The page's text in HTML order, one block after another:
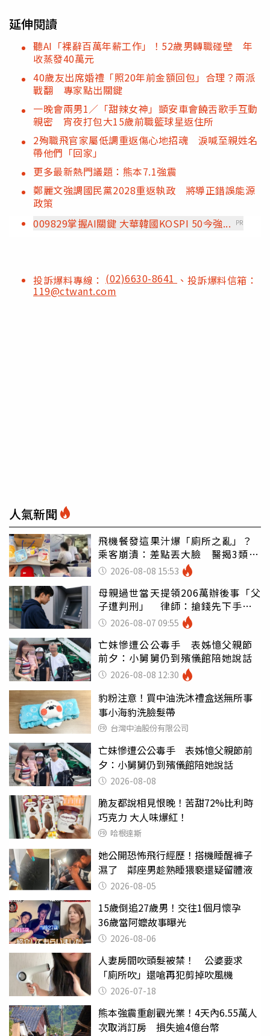
延伸閱讀
聽AI「裸辭百萬年薪工作」！52歲男轉職碰壁 年
收蒸發40萬元
40歲友出席婚禮「照20年前金額回包」合理？兩派
戰翻 專家點出關鍵
一晚會兩男1／「甜辣女神」顗安車會饒舌歌手互動
親密 宵夜打包大15歲前職籃球星返住所
2殉職飛官家屬低調重返傷心地招魂 淚喊至親姓名
帶他們「回家」
更多最新熱門議題：熊本7.1強震
鄭麗文強調國民黨2028重返執政 將導正錯誤能源
政策
009829掌握AI關鍵 大華韓國KOSPI 50今強...
PR
投訴爆料專線： (02)6630-8641 、投訴爆料信箱：
119@ctwant.com
人氣新聞
飛機餐發這果汁爆「廁所之亂」？
乘客崩潰：差點丟大臉 醫揭3類人
別亂喝
2026-08-08 15:53
母親過世當天提領206萬辦後事「父
子遭判刑」 律師：搶錢先下手是
罪 2026-08-07 09:55
亡妹慘遭公公毒手 表姊憶父親節
前夕：小舅舅仍到殯儀館陪她說話
2026-08-08 12:30
豹粉注意！買中油洗沐禮盒送無所事
事小海豹洗臉髮帶
台灣中油股份有限公司
亡妹慘遭公公毒手 表姊憶父親節前
夕：小舅舅仍到殯儀館陪她說話
2026-08-08
脆友都說相見恨晚！苦甜72%比利時
巧克力 大人味爆紅！
哈根達斯
她公開恐怖飛行經歷！搭機睡醒褲子
濕了 鄰座男趁熟睡猥褻還疑留體液
2026-08-05
15歲倒追27歲男！交往1個月懷孕
36歲當阿嬤故事曝光
2026-08-06
人妻房間吹頭髮被禁！ 公婆要求
「廁所吹」還嗆再犯剪掉吹風機
2026-07-18
熊本強震重創觀光業！4天內6.55萬人
次取消訂房 損失逾4億台幣